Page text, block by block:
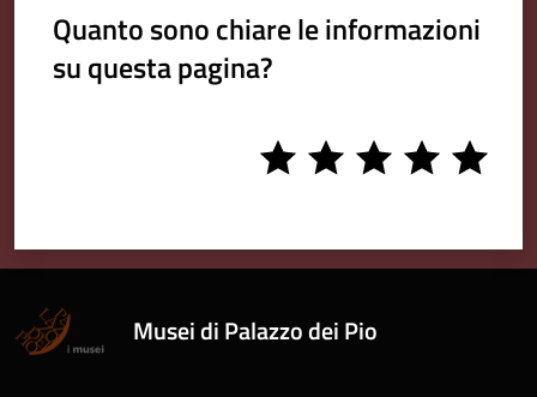
Quanto sono chiare le informazioni
su questa pagina?
5
stars
4
stars
3
stars
2
stars
1
stars
Musei di Palazzo dei Pio